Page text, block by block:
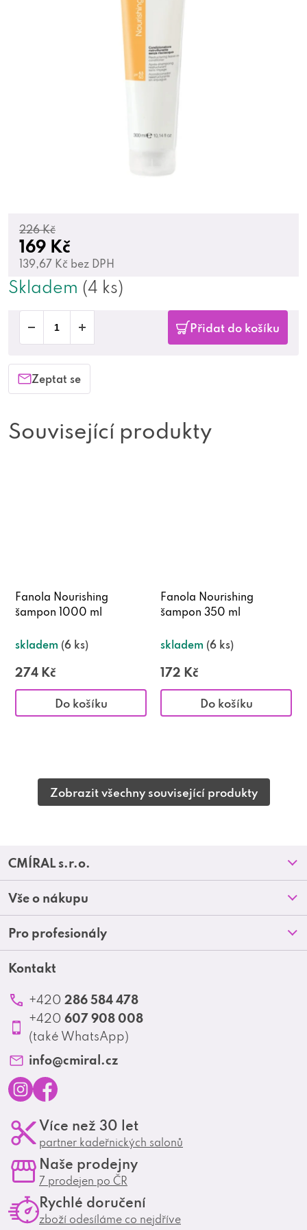
226 Kč
169 Kč
139,67 Kč bez DPH
Skladem (4 ks)
Přidat do košíku
Zeptat se
Související produkty
Fanola Nourishing
šampon 1000 ml
skladem (6 ks)
274 Kč
Do košíku
Fanola Nourishing
šampon 350 ml
skladem (6 ks)
172 Kč
Do košíku
Zobrazit všechny související produkty
Z
á
p
a
CMÍRAL s.r.o.
Prodejny
O nás
Blog
Kontakt
Vše o nákupu
Doprava a platba
Obchodní podmínky
Reklamace a vrácení zboží
Ochrana osobních údajů
Pro profesionály
Akční letáky
Produktové katalogy
Profesionální spolupráce
Matrix Club
Kontakt
+420 286 584 478
+420 607 908 008
(také WhatsApp)
info@cmiral.cz
n
s
g
a
e
o
o
Více než 30 let
partner kadeřnických salonů
Naše prodejny
7 prodejen po ČR
Rychlé doručení
zboží odesíláme co nejdříve